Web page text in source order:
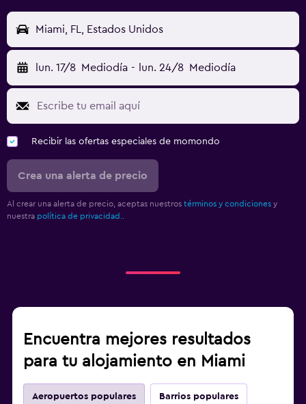
Miami, FL, Estados Unidos
lun. 17/8 Mediodía - lun. 24/8 Mediodía
Recibir las ofertas especiales de momondo
Crea una alerta de precio
Al crear una alerta de precio, aceptas nuestros términos y condiciones y
nuestra política de privacidad.
Encuentra mejores resultados
para tu alojamiento en Miami
Aeropuertos populares Barrios populares